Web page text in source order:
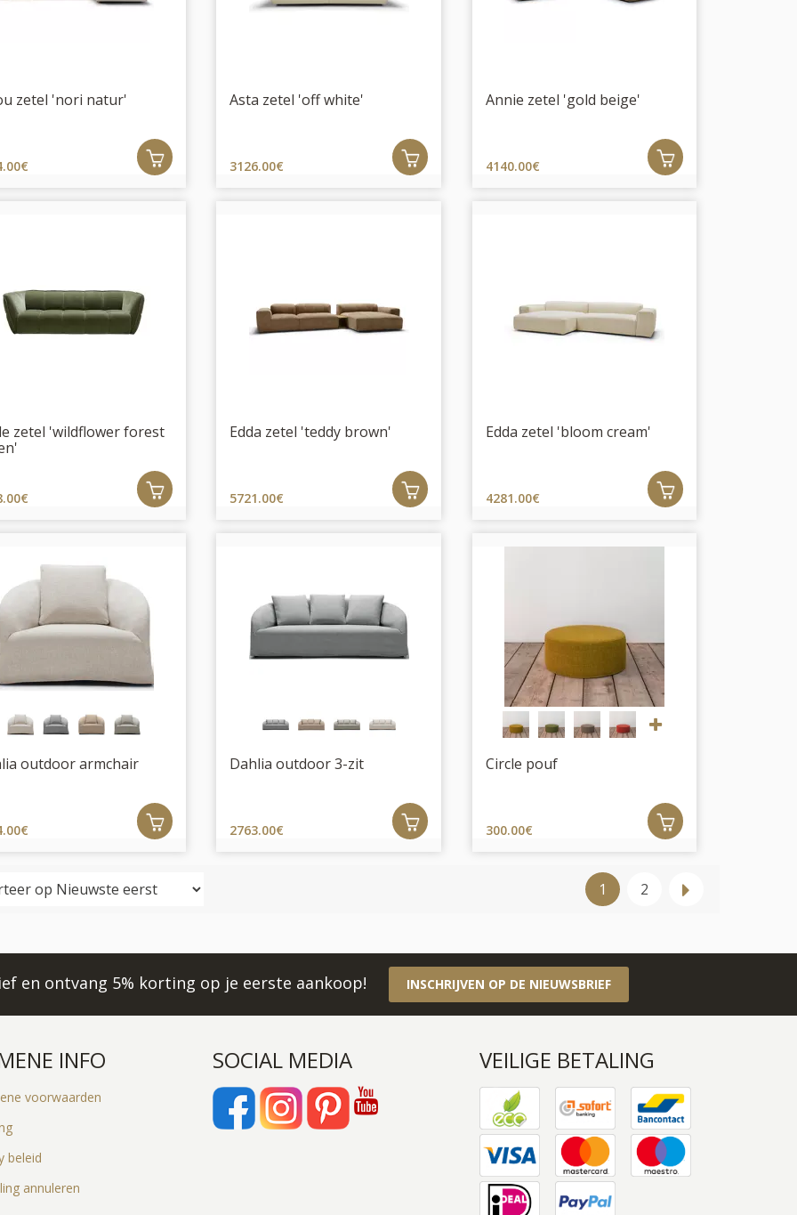
zetel 'nori natur' Asta zetel 'off white'
3126.00€
Annie zetel 'gold beige'
4140.00€
zetel 'wildflower forest
Edda zetel 'teddy brown'
5721.00€
Edda zetel 'bloom cream'
4281.00€
outdoor armchair Dahlia outdoor 3-zit
2763.00€
Circle pouf
300.00€
1 2
en ontvang 5% korting op je eerste aankoop! INSCHRIJVEN OP DE NIEUWSBRIEF
INFO
voorwaarden
beleid
annuleren
SOCIAL MEDIA VEILIGE BETALING